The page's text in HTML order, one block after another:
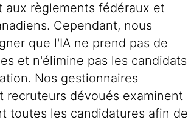
aux règlements fédéraux et
Cependant, nous
que l'IA ne prend pas de
et n'élimine pas les candidats
Nos gestionnaires
recruteurs dévoués examinent
toutes les candidatures afin de